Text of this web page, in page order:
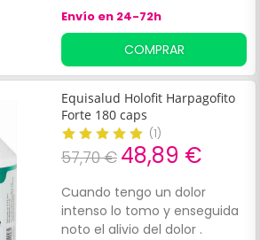
tensiones de los músculos y
mantener los huesos en
perfectas condiciones. Entre
las molestias más
destacadas encontramos:
contracturas, calambres
musculares, dolor y tensión
en espalda, hombros y cuello,
síndrome de piernas
cansadas o debilidad ósea.
Se trata de un complemento
alimenticio para adultos.
Envío en 24-72h
COMPRAR
Equisalud Holofit Harpagofito
Forte 180 caps
(1)
57,70 € 48,89 €
Cuando tengo un dolor
intenso lo tomo y enseguida
noto el alivio del dolor .